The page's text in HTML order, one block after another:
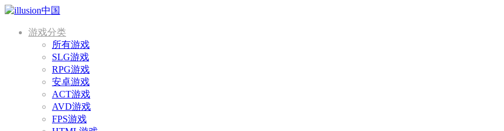
游戏分类
所有游戏
SLG游戏
RPG游戏
安卓游戏
ACT游戏
AVD游戏
FPS游戏